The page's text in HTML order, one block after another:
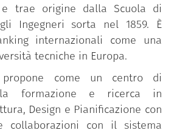
trae origine dalla Scuola di
Ingegneri sorta nel 1859. È
internazionali come una
tecniche in Europa.
come un centro di
formazione e ricerca in
Design e Pianificazione con
collaborazioni con il sistema